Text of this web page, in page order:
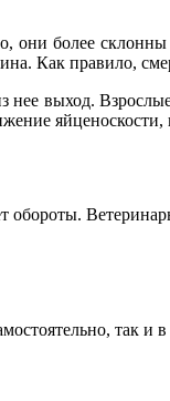
более
Как правило,
выход.
яйценоскости,
обороты.
так